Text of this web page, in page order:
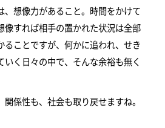
、想像力があること。時間をかけて
像すれば相手の置かれた状況は全部
ることですが、何かに追われ、せき
く日々の中で、そんな余裕も無く
係性も、社会も取り戻せますね。